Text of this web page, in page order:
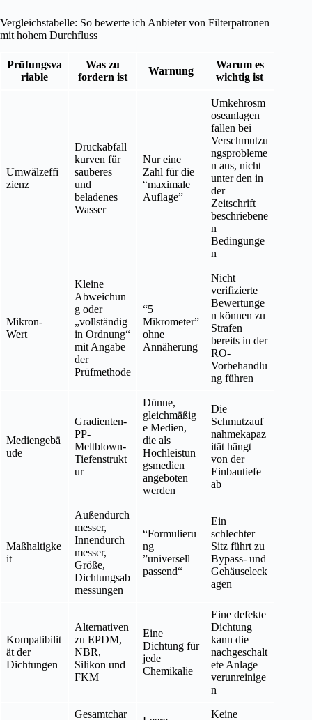
Vergleichstabelle: So bewerte ich Anbieter von Filterpatronen
mit hohem Durchfluss
Prüfungsva
riable
Was zu
fordern ist
Warnung
Warum es
wichtig ist
Umwälzeffi
zienz
Druckabfall
kurven für
sauberes
und
beladenes
Wasser
Nur eine
Zahl für die
“maximale
Auflage”
Umkehrosm
oseanlagen
fallen bei
Verschmutzu
ngsprobleme
n aus, nicht
unter den in
der
Zeitschrift
beschriebene
n
Bedingunge
n
Mikron-
Wert
Kleine
Abweichun
g oder
„vollständig
in Ordnung“
mit Angabe
der
Prüfmethode
“5
Mikrometer”
ohne
Annäherung
Nicht
verifizierte
Bewertunge
n können zu
Strafen
bereits in der
RO-
Vorbehandlu
ng führen
Mediengebä
ude
Gradienten-
PP-
Meltblown-
Tiefenstrukt
ur
Dünne,
gleichmäßig
e Medien,
die als
Hochleistun
gsmedien
angeboten
werden
Die
Schmutzauf
nahmekapaz
ität hängt
von der
Einbautiefe
ab
Maßhaltigke
it
Außendurch
messer,
Innendurch
messer,
Größe,
Dichtungsab
messungen
“Formulieru
ng
”universell
passend“
Ein
schlechter
Sitz führt zu
Bypass- und
Gehäuseleck
agen
Kompatibilit
ät der
Dichtungen
Alternativen
zu EPDM,
NBR,
Silikon und
FKM
Eine
Dichtung für
jede
Chemikalie
Eine defekte
Dichtung
kann die
nachgeschalt
ete Anlage
verunreinige
n
Gesamtchar Keine